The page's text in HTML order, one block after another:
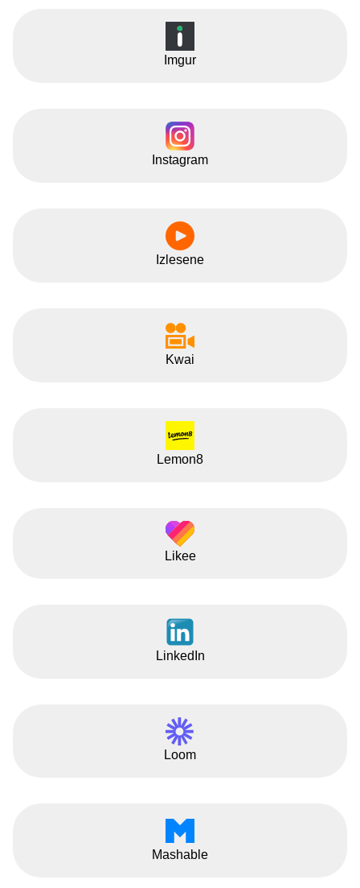
Imgur
Instagram
Izlesene
Kwai
Lemon8
Likee
LinkedIn
Loom
Mashable